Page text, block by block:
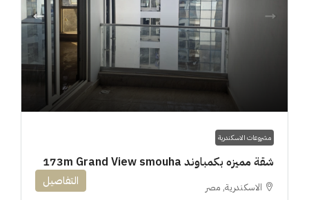
مشروعات الاسكندرية
شقة مميزه بكمباوند 173m Grand View smouha
الاسكندرية, مصر التفاصيل